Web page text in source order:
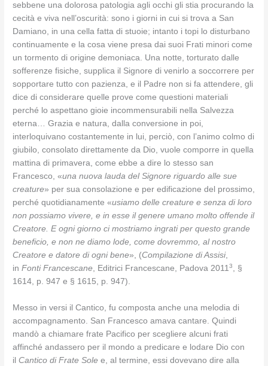
sebbene una dolorosa patologia agli occhi gli stia procurando la
cecità e viva nell’oscurità: sono i giorni in cui si trova a San
Damiano, in una cella fatta di stuoie; intanto i topi lo disturbano
continuamente e la cosa viene presa dai suoi Frati minori come
un tormento di origine demoniaca. Una notte, torturato dalle
sofferenze fisiche, supplica il Signore di venirlo a soccorrere per
sopportare tutto con pazienza, e il Padre non si fa attendere, gli
dice di considerare quelle prove come questioni materiali
perché lo aspettano gioie incommensurabili nella Salvezza
eterna… Grazia e natura, dalla conversione in poi,
interloquivano costantemente in lui, perciò, con l’animo colmo di
giubilo, consolato direttamente da Dio, vuole comporre in quella
mattina di primavera, come ebbe a dire lo stesso san
Francesco, «una nuova lauda del Signore riguardo alle sue
creature» per sua consolazione e per edificazione del prossimo,
perché quotidianamente «usiamo delle creature e senza di loro
non possiamo vivere, e in esse il genere umano molto offende il
Creatore. E ogni giorno ci mostriamo ingrati per questo grande
beneficio, e non ne diamo lode, come dovremmo, al nostro
Creatore e datore di ogni bene», (Compilazione di Assisi,
inFonti Francescane, Editrici Francescane, Padova 20113, §
1614, p. 947 e § 1615, p. 947).
Messo in versi il Cantico, fu composta anche una melodia di
accompagnamento. San Francesco amava cantare. Quindi
mandò a chiamare frate Pacifico per scegliere alcuni frati
affinché andassero per il mondo a predicare e lodare Dio con
il Cantico di Frate Sole e, al termine, essi dovevano dire alla